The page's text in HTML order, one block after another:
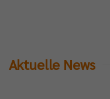
Aktuelle News